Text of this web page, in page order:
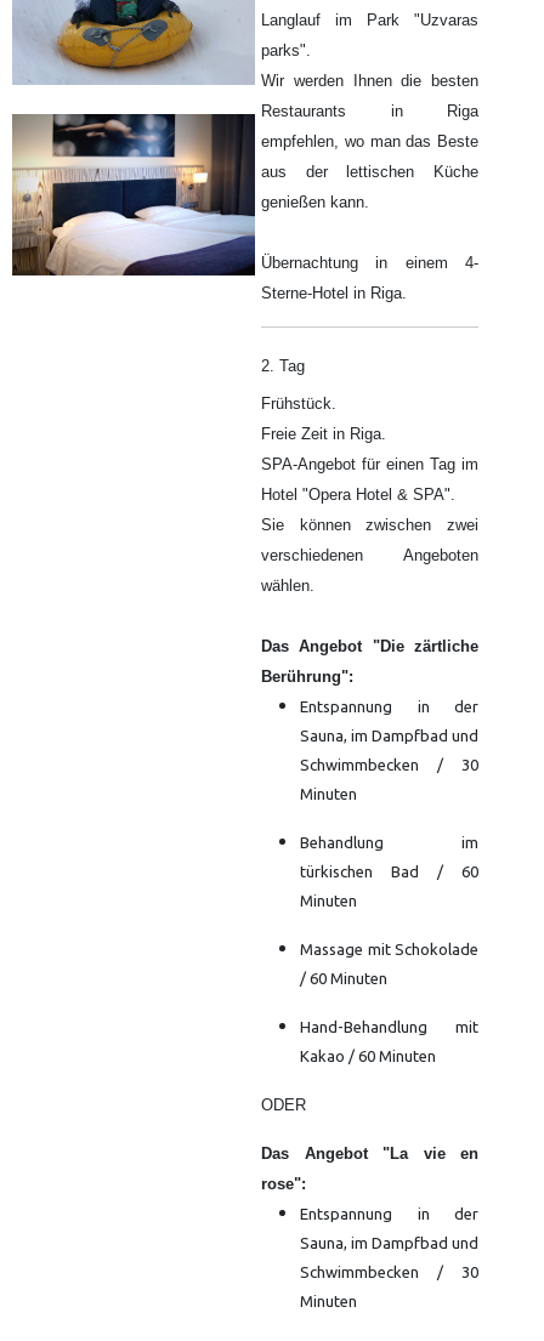
Langlauf im Park "Uzvaras
parks".
Wir werden Ihnen die besten
Restaurants in Riga
empfehlen, wo man das Beste
aus der lettischen Küche
genießen kann.
Übernachtung in einem 4-
Sterne-Hotel in Riga.
2. Tag
Frühstück.
Freie Zeit in Riga.
SPA-Angebot für einen Tag im
Hotel "Opera Hotel & SPA".
Sie können zwischen zwei
verschiedenen Angeboten
wählen.
Das Angebot "Die zärtliche
Berührung":
Entspannung in der
Sauna, im Dampfbad und
Schwimmbecken / 30
Minuten
Behandlung im
türkischen Bad / 60
Minuten
Massage mit Schokolade
/ 60 Minuten
Hand-Behandlung mit
Kakao / 60 Minuten
ODER
Das Angebot "La vie en
rose":
Entspannung in der
Sauna, im Dampfbad und
Schwimmbecken / 30
Minuten